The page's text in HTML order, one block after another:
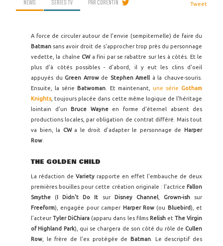
NEWS SERIES TV PARCORENTIN Tweet
A force de circuler autour de l'envie (sempiternelle) de faire du
Batman sans avoir droit de s'approcher trop près du personnage
vedette, la chaîne CWa fini par se rabattre sur les à côtés. Et le
plus d'à côtés possibles - d'abord, il y eut les clins d'oeil
appuyés du Green Arrowde Stephen Amell à la chauve-souris.
Ensuite, la série Batwoman . Et maintenant, une série Gotham
Knights, toujours placée dans cette même logique de l'héritage
lointain d'un Bruce Wayneen forme d'éternel absent des
productions locales, par obligation de contrat différé. Mais tout
va bien, la
CWa le droit d'adapter le personnage de Harper
Row
THE GOLDEN CHILD
La rédaction de Variety rapporte en effet l'embauche de deux
premières bouilles pour cette création originale : l'actrice Fallon
Smythe ( I Didn't Do It sur Disney Channel, Grown-ishsur
Freeform), engagée pour camper Harper Row(ou Bluebird), et
l'acteurTyler DiChiara (apparu dans les films Relishet The Virgin
of Highland Park), qui se chargera de son côté du rôle de Cullen
Row , le frère de l'ex protégée de Batman. Le descriptif des